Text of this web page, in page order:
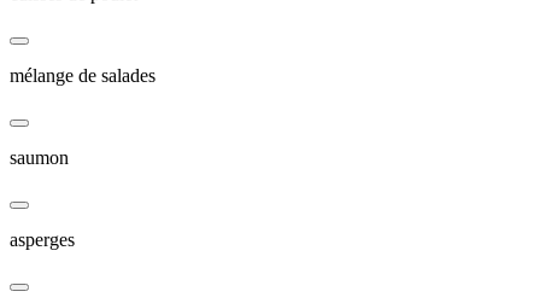
mélange de salades
saumon
asperges